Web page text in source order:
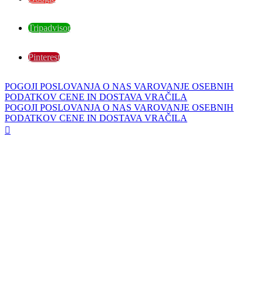
Tripadvisor
Pinterest
POGOJI POSLOVANJA O NAS VAROVANJE OSEBNIH
PODATKOV CENE IN DOSTAVA VRAČILA
POGOJI POSLOVANJA O NAS VAROVANJE OSEBNIH
PODATKOV CENE IN DOSTAVA VRAČILA
